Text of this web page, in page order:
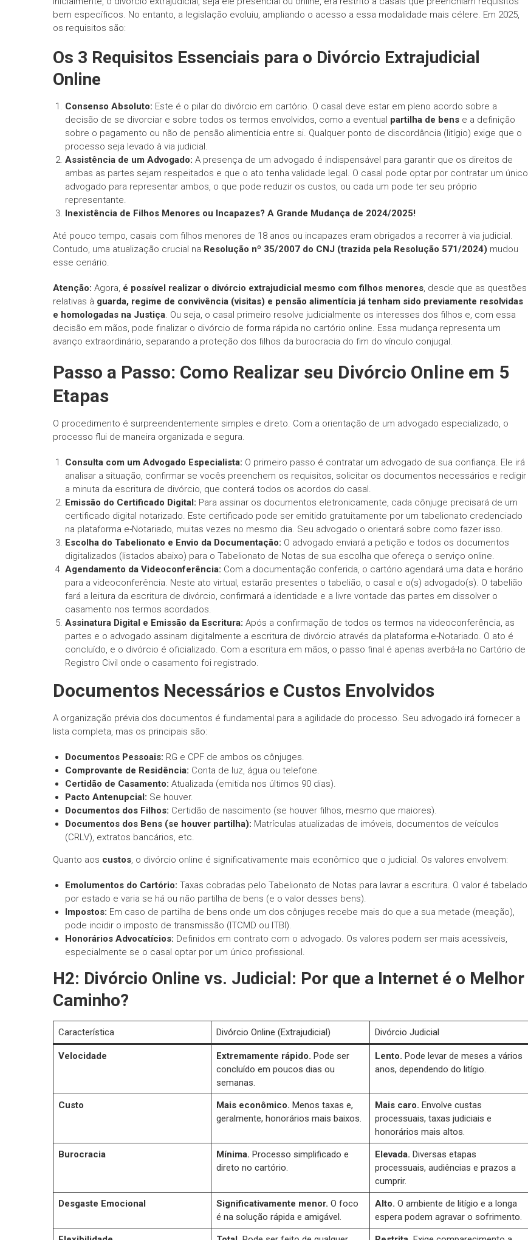
bem específicos. No entanto, a legislação evoluiu, ampliando o acesso a essa modalidade mais célere. Em 2025,
os requisitos são:
Os 3 Requisitos Essenciais para o Divórcio Extrajudicial
Online
Consenso Absoluto: Este é o pilar do divórcio em cartório. O casal deve estar em pleno acordo sobre a
decisão de se divorciar e sobre todos os termos envolvidos, como a eventual partilha de bens e a definição
sobre o pagamento ou não de pensão alimentícia entre si. Qualquer ponto de discordância (litígio) exige que o
processo seja levado à via judicial.
Assistência de um Advogado: A presença de um advogado é indispensável para garantir que os direitos de
ambas as partes sejam respeitados e que o ato tenha validade legal. O casal pode optar por contratar um único
advogado para representar ambos, o que pode reduzir os custos, ou cada um pode ter seu próprio
representante.
Inexistência de Filhos Menores ou Incapazes? A Grande Mudança de 2024/2025!
Até pouco tempo, casais com filhos menores de 18 anos ou incapazes eram obrigados a recorrer à via judicial.
Contudo, uma atualização crucial na Resolução nº 35/2007 do CNJ (trazida pela Resolução 571/2024) mudou
esse cenário.
Atenção: Agora, é possível realizar o divórcio extrajudicial mesmo com filhos menores, desde que as questões
relativas à guarda, regime de convivência (visitas) e pensão alimentícia já tenham sido previamente resolvidas
e homologadas na Justiça. Ou seja, o casal primeiro resolve judicialmente os interesses dos filhos e, com essa
decisão em mãos, pode finalizar o divórcio de forma rápida no cartório online. Essa mudança representa um
avanço extraordinário, separando a proteção dos filhos da burocracia do fim do vínculo conjugal.
Passo a Passo: Como Realizar seu Divórcio Online em 5
Etapas
O procedimento é surpreendentemente simples e direto. Com a orientação de um advogado especializado, o
processo flui de maneira organizada e segura.
Consulta com um Advogado Especialista: O primeiro passo é contratar um advogado de sua confiança. Ele irá
analisar a situação, confirmar se vocês preenchem os requisitos, solicitar os documentos necessários e redigir
a minuta da escritura de divórcio, que conterá todos os acordos do casal.
Emissão do Certificado Digital: Para assinar os documentos eletronicamente, cada cônjuge precisará de um
certificado digital notarizado. Este certificado pode ser emitido gratuitamente por um tabelionato credenciado
na plataforma e-Notariado, muitas vezes no mesmo dia. Seu advogado o orientará sobre como fazer isso.
Escolha do Tabelionato e Envio da Documentação: O advogado enviará a petição e todos os documentos
digitalizados (listados abaixo) para o Tabelionato de Notas de sua escolha que ofereça o serviço online.
Agendamento da Videoconferência: Com a documentação conferida, o cartório agendará uma data e horário
para a videoconferência. Neste ato virtual, estarão presentes o tabelião, o casal e o(s) advogado(s). O tabelião
fará a leitura da escritura de divórcio, confirmará a identidade e a livre vontade das partes em dissolver o
casamento nos termos acordados.
Assinatura Digital e Emissão da Escritura: Após a confirmação de todos os termos na videoconferência, as
partes e o advogado assinam digitalmente a escritura de divórcio através da plataforma e-Notariado. O ato é
concluído, e o divórcio é oficializado. Com a escritura em mãos, o passo final é apenas averbá-la no Cartório de
Registro Civil onde o casamento foi registrado.
Documentos Necessários e Custos Envolvidos
A organização prévia dos documentos é fundamental para a agilidade do processo. Seu advogado irá fornecer a
lista completa, mas os principais são:
Documentos Pessoais: RG e CPF de ambos os cônjuges.
Comprovante de Residência: Conta de luz, água ou telefone.
Certidão de Casamento: Atualizada (emitida nos últimos 90 dias).
Pacto Antenupcial: Se houver.
Documentos dos Filhos: Certidão de nascimento (se houver filhos, mesmo que maiores).
Documentos dos Bens (se houver partilha): Matrículas atualizadas de imóveis, documentos de veículos
(CRLV), extratos bancários, etc.
Quanto aos custos, o divórcio online é significativamente mais econômico que o judicial. Os valores envolvem:
Emolumentos do Cartório: Taxas cobradas pelo Tabelionato de Notas para lavrar a escritura. O valor é tabelado
por estado e varia se há ou não partilha de bens (e o valor desses bens).
Impostos: Em caso de partilha de bens onde um dos cônjuges recebe mais do que a sua metade (meação),
pode incidir o imposto de transmissão (ITCMD ou ITBI).
Honorários Advocatícios: Definidos em contrato com o advogado. Os valores podem ser mais acessíveis,
especialmente se o casal optar por um único profissional.
H2: Divórcio Online vs. Judicial: Por que a Internet é o Melhor
Caminho?
Característica Divórcio Online (Extrajudicial) Divórcio Judicial
Velocidade Extremamente rápido. Pode ser
concluído em poucos dias ou
semanas.
Lento. Pode levar de meses a vários
anos, dependendo do litígio.
Custo Mais econômico. Menos taxas e,
geralmente, honorários mais baixos.
Mais caro. Envolve custas
processuais, taxas judiciais e
honorários mais altos.
Burocracia Mínima. Processo simplificado e
direto no cartório.
Elevada. Diversas etapas
processuais, audiências e prazos a
cumprir.
Desgaste Emocional Significativamente menor. O foco
é na solução rápida e amigável.
Alto. O ambiente de litígio e a longa
espera podem agravar o sofrimento.